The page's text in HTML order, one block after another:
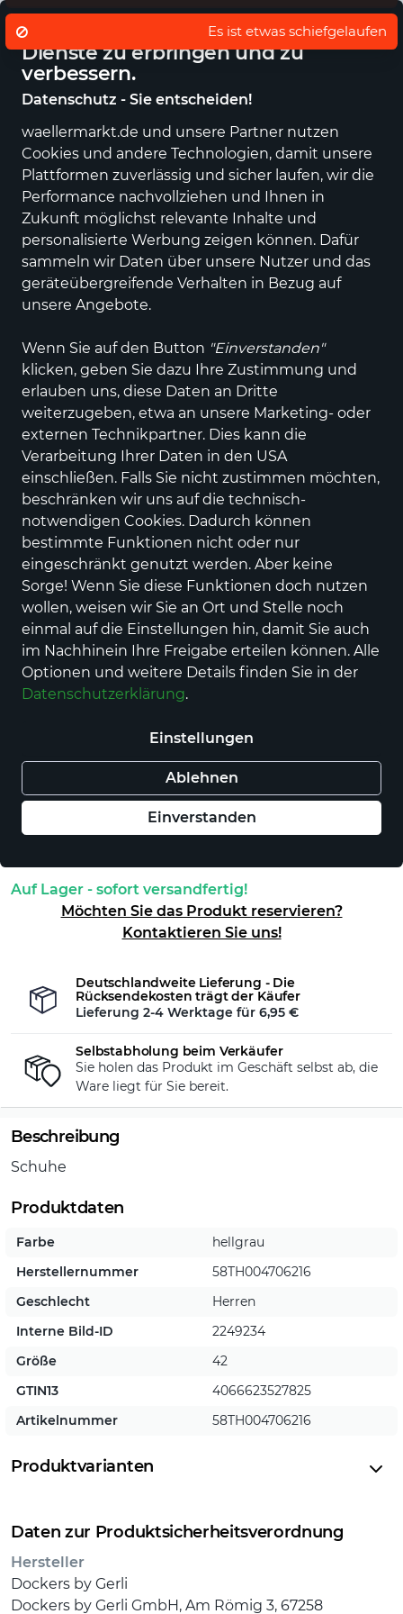
Wir nutzen Cookies um unsere
Dienste zu erbringen und zu
verbessern.
Datenschutz - Sie entscheiden!
waellermarkt.de und unsere Partner nutzen
Cookies und andere Technologien, damit unsere
Plattformen zuverlässig und sicher laufen, wir die
Performance nachvollziehen und Ihnen in
Zukunft möglichst relevante Inhalte und
personalisierte Werbung zeigen können. Dafür
sammeln wir Daten über unsere Nutzer und das
geräteübergreifende Verhalten in Bezug auf
unsere Angebote.
Wenn Sie auf den Button "Einverstanden"
klicken, geben Sie dazu Ihre Zustimmung und
erlauben uns, diese Daten an Dritte
weiterzugeben, etwa an unsere Marketing- oder
externen Technikpartner. Dies kann die
Verarbeitung Ihrer Daten in den USA
einschließen. Falls Sie nicht zustimmen möchten,
beschränken wir uns auf die technisch-
notwendigen Cookies. Dadurch können
bestimmte Funktionen nicht oder nur
eingeschränkt genutzt werden. Aber keine
Sorge! Wenn Sie diese Funktionen doch nutzen
wollen, weisen wir Sie an Ort und Stelle noch
einmal auf die Einstellungen hin, damit Sie auch
im Nachhinein Ihre Freigabe erteilen können. Alle
Optionen und weitere Details finden Sie in der
Datenschutzerklärung.
Einstellungen
Ablehnen
Einverstanden
Eigener regionaler Lieferdienst
Alle Kategorien Neuheiten Angebote Sportartikel
Dockers by Gerli
58TH004
Preis
59,95 € inkl. MwSt.,zzgl. Versandkosten
Größe
42
45
Farbe
Auswahl aufheben
Nur noch weniger als 3 Artikel im Geschäft
vorhanden.
In den Warenkorb
Auf Lager - sofort versandfertig!
Möchten Sie das Produkt reservieren?
Kontaktieren Sie uns!
Deutschlandweite Lieferung - Die
Rücksendekosten trägt der Käufer
Lieferung 2-4 Werktage für 6,95 €
Selbstabholung beim Verkäufer
Sie holen das Produkt im Geschäft selbst ab, die
Ware liegt für Sie bereit.
Beschreibung
Schuhe
Produktdaten
Farbe
hellgrau
Herstellernummer
58TH004706216
Geschlecht
Herren
Interne Bild-ID
2249234
Größe
42
GTIN13
4066623527825
Artikelnummer
58TH004706216
Produktvarianten
Daten zur Produktsicherheitsverordnung
Hersteller
Dockers by Gerli
Dockers by Gerli GmbH, Am Römig 3, 67258